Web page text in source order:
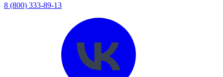
8 (800) 333-89-13